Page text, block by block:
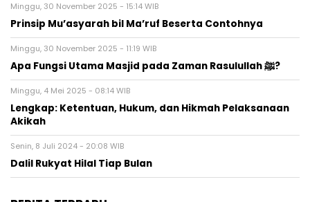
Minggu, 30 November 2025 - 15:14 WIB
Prinsip Mu’asyarah bil Ma’ruf Beserta Contohnya
Minggu, 30 November 2025 - 11:19 WIB
Apa Fungsi Utama Masjid pada Zaman Rasulullah ﷺ?
Minggu, 4 Mei 2025 - 08:14 WIB
Lengkap: Ketentuan, Hukum, dan Hikmah Pelaksanaan
Akikah
Senin, 8 Juli 2024 - 20:08 WIB
Dalil Rukyat Hilal Tiap Bulan